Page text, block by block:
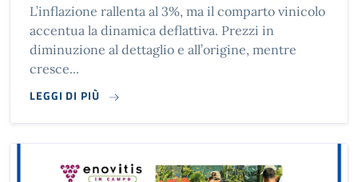
L’inflazione rallenta al 3%, ma il comparto vinicolo
accentua la dinamica deflattiva. Prezzi in
diminuzione al dettaglio e all’origine, mentre
cresce...
LEGGI DI PIÙ